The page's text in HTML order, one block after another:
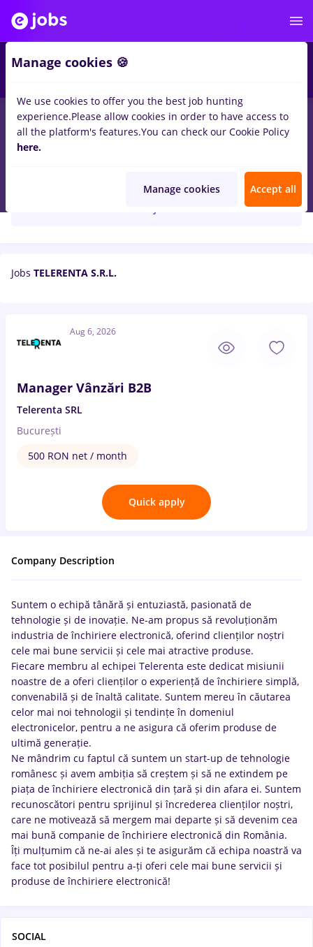
Jobs TELERENTA S.R.L.
Aug 6, 2026
Manager Vânzări B2B
Telerenta SRL
București
500 RON net / month
Quick apply
Company Description
Suntem o echipă tânără și entuziastă, pasionată de
tehnologie și de inovație. Ne-am propus să revoluționăm
industria de închiriere electronică, oferind clienților noștri
cele mai bune servicii și cele mai atractive produse.
Fiecare membru al echipei Telerenta este dedicat misiunii
noastre de a oferi clienților o experiență de închiriere simplă,
convenabilă și de înaltă calitate. Suntem mereu în căutarea
celor mai noi tehnologii și tendințe în domeniul
electronicelor, pentru a ne asigura că oferim produse de
ultimă generație.
Ne mândrim cu faptul că suntem un start-up de tehnologie
românesc și avem ambiția să creștem și să ne extindem pe
piața de închiriere electronică din țară și din afara ei. Suntem
recunoscători pentru sprijinul și încrederea clienților noștri,
care ne motivează să mergem mai departe și să devenim cea
mai bună companie de închiriere electronică din România.
Îți mulțumim că ne-ai ales și te asigurăm că echipa noastră va
face tot posibilul pentru a-ți oferi cele mai bune servicii și
produse de închiriere electronică!
SOCIAL
Manage cookies 🍪
We use cookies to offer you the best job hunting
experience.Please allow cookies in order to have access to
all the platform's features.You can check our Cookie Policy
here.
Manage cookies Accept all